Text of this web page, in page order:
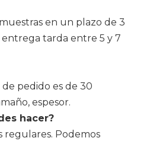
en un plazo de 3
entrega tarda entre 5 y 7
pedido es de 30
espesor.
hacer?
regulares. Podemos